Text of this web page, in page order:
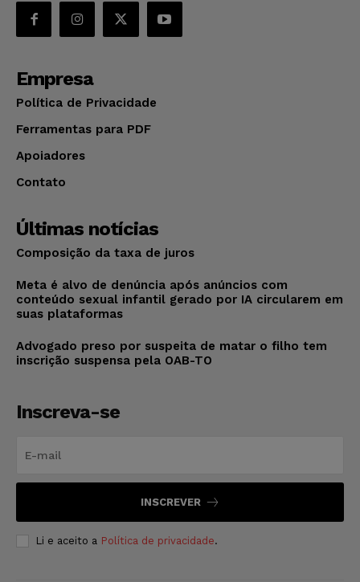
Empresa
Política de Privacidade
Ferramentas para PDF
Apoiadores
Contato
Últimas notícias
Composição da taxa de juros
Meta é alvo de denúncia após anúncios com
conteúdo sexual infantil gerado por IA circularem em
suas plataformas
Advogado preso por suspeita de matar o filho tem
inscrição suspensa pela OAB-TO
Inscreva-se
INSCREVER
Li e aceito a Política de privacidade.